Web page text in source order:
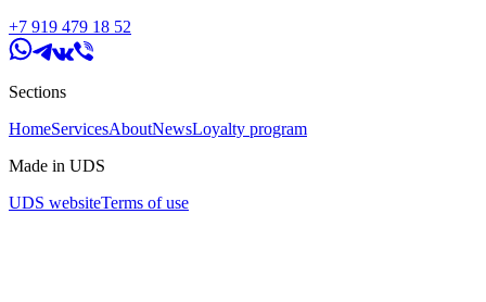
+7 919 479 18 52
Sections
HomeServicesAboutNewsLoyalty program
Made in UDS
UDS websiteTerms of use